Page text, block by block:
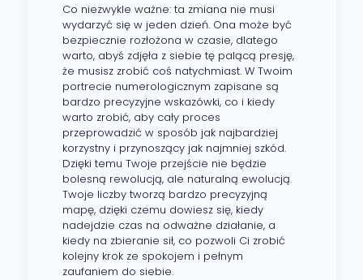
Co niezwykle ważne: ta zmiana nie musi
wydarzyć się w jeden dzień. Ona może być
bezpiecznie rozłożona w czasie, dlatego
warto, abyś zdjęła z siebie tę palącą presję,
że musisz zrobić coś natychmiast. W Twoim
portrecie numerologicznym zapisane są
bardzo precyzyjne wskazówki, co i kiedy
warto zrobić, aby cały proces
przeprowadzić w sposób jak najbardziej
korzystny i przynoszący jak najmniej szkód.
Dzięki temu Twoje przejście nie będzie
bolesną rewolucją, ale naturalną ewolucją.
Twoje liczby tworzą bardzo precyzyjną
mapę, dzięki czemu dowiesz się, kiedy
nadejdzie czas na odważne działanie, a
kiedy na zbieranie sił, co pozwoli Ci zrobić
kolejny krok ze spokojem i pełnym
zaufaniem do siebie.